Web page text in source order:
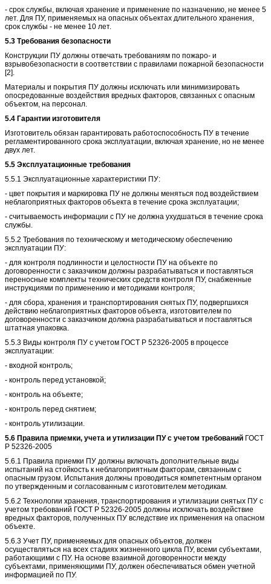
- срок службы, включая хранение и применение по назначению, не менее 5
лет. Для ПУ, применяемых на опасных объектах длительного хранения,
срок службы - не менее 10 лет.
5.3 Требования безопасности
Конструкции ПУ должны отвечать требованиям по пожаро- и
взрывобезопасности в соответствии с правилами пожарной безопасности
[2].
Материалы и покрытия ПУ должны исключать или минимизировать
опосредованные воздействия вредных факторов, связанных с опасным
объектом, на персонал.
5.4 Гарантии изготовителя
Изготовитель обязан гарантировать работоспособность ПУ в течение
регламентированного срока эксплуатации, включая хранение, но не менее
двух лет.
5.5 Эксплуатационные требования
5.5.1 Эксплуатационные характеристики ПУ:
- цвет покрытия и маркировка ПУ не должны меняться под воздействием
неблагоприятных факторов объекта в течение срока эксплуатации;
- считываемость информации с ПУ не должна ухудшаться в течение срока
службы.
5.5.2 Требования по техническому и методическому обеспечению
эксплуатации ПУ:
- для контроля подлинности и целостности ПУ на объекте по
договоренности с заказчиком должны разрабатываться и поставляться
переносные комплекты технических средств контроля ПУ, снабженные
инструкциями по применению и методиками контроля;
- для сбора, хранения и транспортирования снятых ПУ, подвергшихся
действию неблагоприятных факторов объекта, изготовителем по
договоренности с заказчиком должна разрабатываться и поставляться
штатная упаковка.
5.5.3 Виды контроля ПУ с учетом ГОСТ Р 52326-2005 в процессе
эксплуатации:
- входной контроль;
- контроль перед установкой;
- контроль на объекте;
- контроль перед снятием;
- контроль утилизации.
5.6 Правила приемки, учета и утилизации ПУ с учетом требований ГОСТ
Р 52326-2005
5.6.1 Правила приемки ПУ должны включать дополнительные виды
испытаний на стойкость к неблагоприятным факторам, связанным с
опасным грузом. Испытания должны проводиться компетентным органом
по утвержденным и согласованным с изготовителем методикам.
5.6.2 Технологии хранения, транспортирования и утилизации снятых ПУ с
учетом требований ГОСТ Р 52326-2005 должны исключать воздействие
вредных факторов, полученных ПУ вследствие их применения на опасном
объекте.
5.6.3 Учет ПУ, применяемых для опасных объектов, должен
осуществляться на всех стадиях жизненного цикла ПУ, всеми субъектами,
работающими с ПУ. На основе взаимной договоренности между
субъектами, применяющими ПУ, должен обеспечиваться обмен учетной
информацией по ПУ.